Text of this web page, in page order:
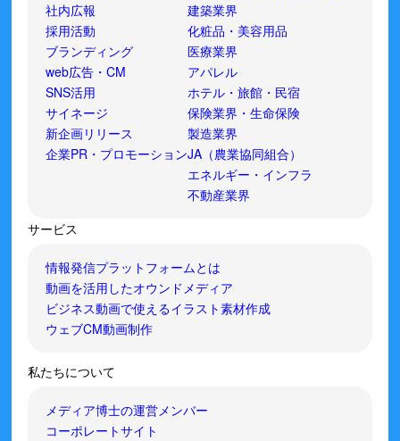
社内広報
採用活動
ブランディング
web広告・CM
SNS活用
サイネージ
新企画リリース
企業PR・プロモーション
建築業界
化粧品・美容用品
医療業界
アパレル
ホテル・旅館・民宿
保険業界・生命保険
製造業界
JA（農業協同組合）
エネルギー・インフラ
不動産業界
サービス
情報発信プラットフォームとは
動画を活用したオウンドメディア
ビジネス動画で使えるイラスト素材作成
ウェブCM動画制作
私たちについて
メディア博士の運営メンバー
コーポレートサイト